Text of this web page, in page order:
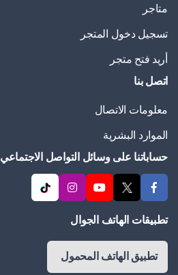
متاجر
تسجيل دخول المتجر
أريد فتح متجر
اتصل بنا
معلومات الاتصال
الموارد البشرية
حساباتنا على وسائل التواصل الاجتماعي
تطبيقات الهاتف الجوال
تطبيق الهاتف المحمول